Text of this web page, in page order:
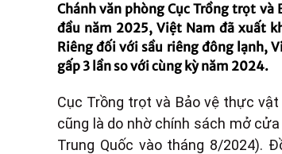
Chánh văn phòng Cục Trồng trọt
đầu năm 2025, Việt Nam đã xuất
Riêng đối với sầu riêng đông lạnh,
gấp 3 lần so với cùng kỳ năm 2024.
Cục Trồng trọt và Bảo vệ thực
cũng là do nhờ chính sách mở
Trung Quốc vào tháng 8/2024).